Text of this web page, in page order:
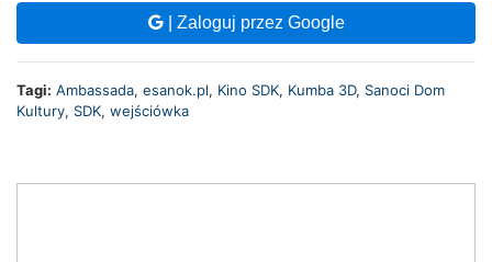
| Zaloguj przez Google
Tagi: Ambassada, esanok.pl, Kino SDK, Kumba 3D, Sanoci Dom
Kultury, SDK, wejściówka